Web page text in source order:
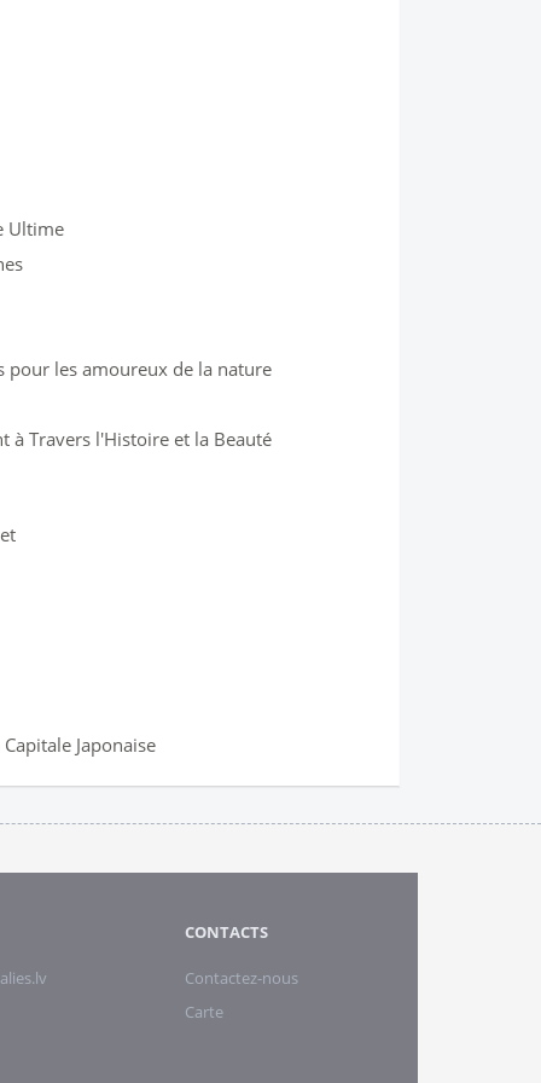
Ultime
pour les amoureux de la nature
à Travers l'Histoire et la Beauté
Japonaise
CONTACTS
Contactez-nous
Carte